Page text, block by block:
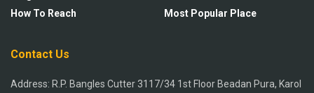
How To Reach
Most Popular Place
Contact Us
Address: R.P. Bangles Cutter 3117/34 1st Floor Beadan Pura, Karol